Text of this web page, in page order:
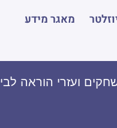
מאגר מידע
ועזרי הוראה